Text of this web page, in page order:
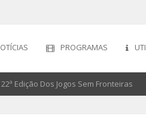
PROGRAMAS
Edição Dos Jogos Sem Fronteiras